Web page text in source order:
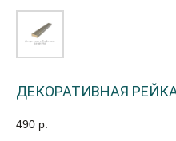
ДЕКОРАТИВНАЯ
490 р.